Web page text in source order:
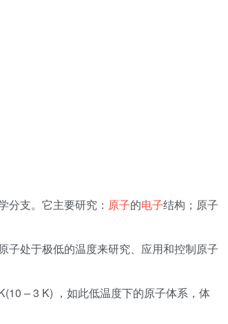
分支。它主要研究： 原子的电子结构；原子
子处于极低的温度来研究、应用和控制原子
– 3 K) ，如此低温度下的原子体系，体